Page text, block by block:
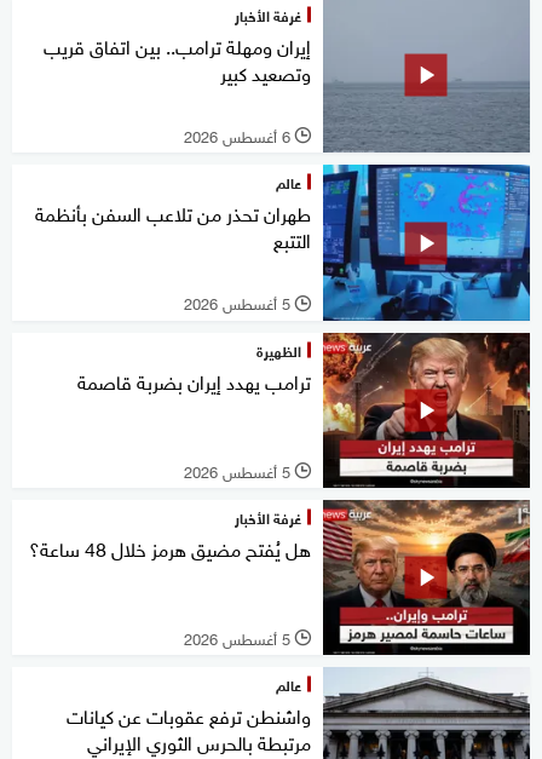
غرفة الأخبار
إيران ومهلة ترامب.. بين اتفاق قريب
وتصعيد كبير
l 6 أغسطس 2026
عالم
طهران تحذر من تلاعب السفن بأنظمة
التتبع
l 5 أغسطس 2026
الظهيرة
ترامب يهدد إيران بضربة قاصمة
l 5 أغسطس 2026
غرفة الأخبار
هل يُفتح مضيق هرمز خلال 48 ساعة؟
l 5 أغسطس 2026
عالم
واشنطن ترفع عقوبات عن كيانات
مرتبطة بالحرس الثوري الإيراني